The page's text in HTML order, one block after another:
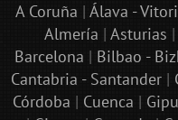
A Coruña | Álava -
Almería | Asturias |
Barcelona | Bilbao -
Cantabria - Santander|
Córdoba | Cuenca |